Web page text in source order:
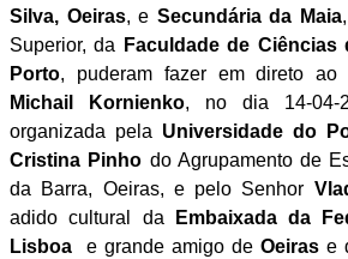
Silva, Oeiras, e Secundária da Maia
Superior, da
Faculdade de
Porto, puderam fazer em direto
Michail Kornienko, no dia 14-04-
organizada pela Universidade do
Cristina Pinho do Agrupamento de
da Barra, Oeiras, e pelo Senhor
adido cultural da Embaixada da
Lisboa e grande amigo de Oeiras e